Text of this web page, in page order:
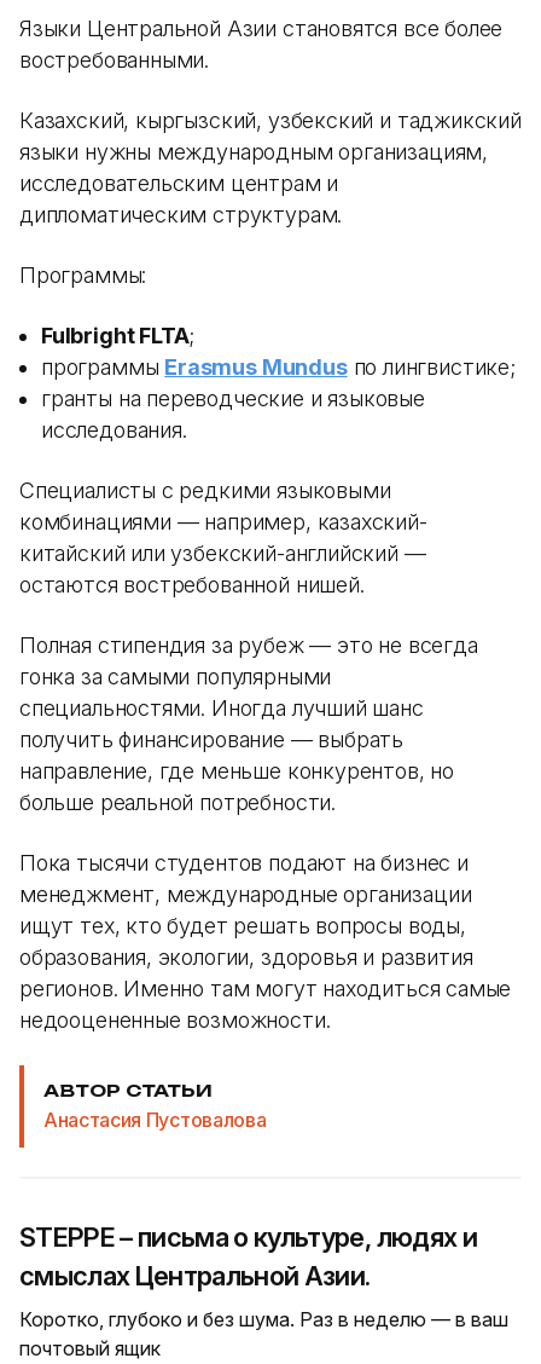
Языки Центральной Азии становятся все более
востребованными.
Казахский, кыргызский, узбекский и таджикский
языки нужны международным организациям,
исследовательским центрам и
дипломатическим структурам.
Программы:
Fulbright FLTA;
программы Erasmus Mundusпо лингвистике;
гранты на переводческие и языковые
исследования.
Специалисты с редкими языковыми
комбинациями — например, казахский-
китайский или узбекский-английский —
остаются востребованной нишей.
Полная стипендия за рубеж — это не всегда
гонка за самыми популярными
специальностями. Иногда лучший шанс
получить финансирование — выбрать
направление, где меньше конкурентов, но
больше реальной потребности.
Пока тысячи студентов подают на бизнес и
менеджмент, международные организации
ищут тех, кто будет решать вопросы воды,
образования, экологии, здоровья и развития
регионов. Именно там могут находиться самые
недооцененные возможности.
АВТОР СТАТЬИ
Анастасия Пустовалова
STEPPE – письма о культуре, людях и
смыслах Центральной Азии.
Коротко, глубоко и без шума. Раз в неделю — в ваш
почтовый ящик